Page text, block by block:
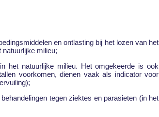
en ontlasting bij het lozen van het
natuurlijke milieu;
het natuurlijke milieu. Het omgekeerde is ook
voorkomen, dienen vaak als indicator voor
tegen ziektes en parasieten (in het